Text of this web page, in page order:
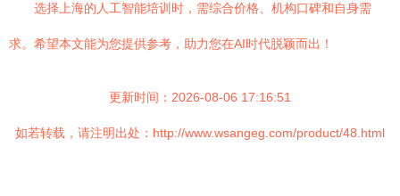
选择上海的人工智能培训时，需综合价格、机构口碑和自身需
求。希望本文能为您提供参考，助力您在AI时代脱颖而出！
更新时间：2026-08-06 17:16:51
如若转载，请注明出处：http://www.wsangeg.com/product/48.html